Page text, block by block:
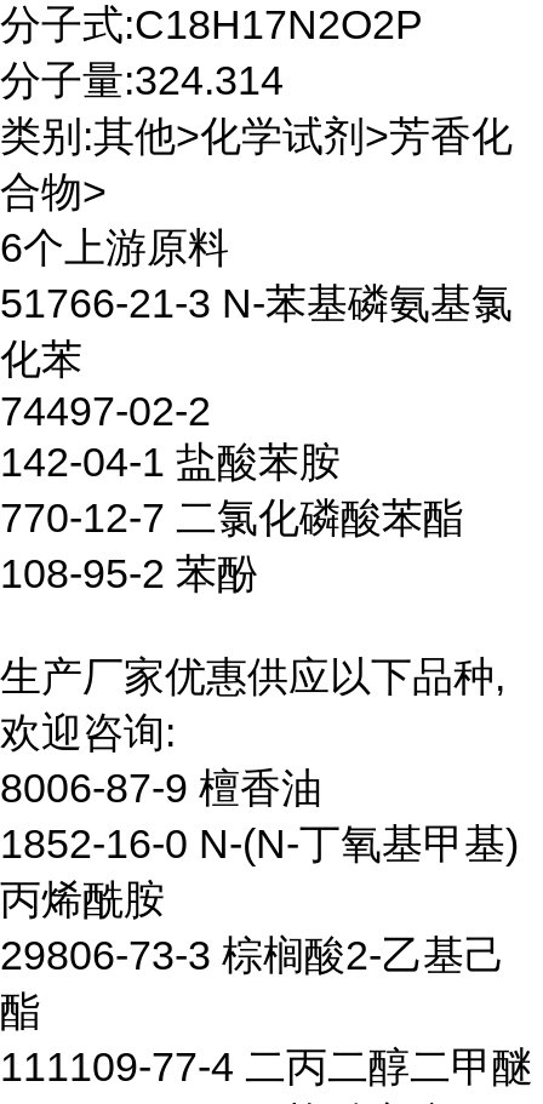
分子式:C18H17N2O2P
分子量:324.314
类别:其他>化学试剂>芳香化
合物>
6个上游原料
51766-21-3 N-苯基磷氨基氯
化苯
74497-02-2
142-04-1 盐酸苯胺
770-12-7 二氯化磷酸苯酯
108-95-2 苯酚
生产厂家优惠供应以下品种,
欢迎咨询:
8006-87-9 檀香油
1852-16-0 N-(N-丁氧基甲基)
丙烯酰胺
29806-73-3 棕榈酸2-乙基己
酯
111109-77-4 二丙二醇二甲醚